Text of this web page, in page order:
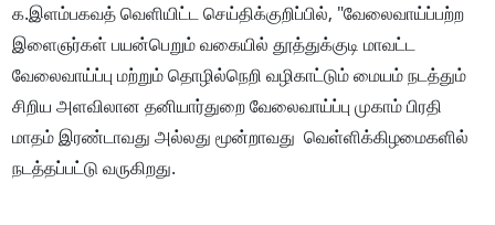
க.இளம்பகவத் வெளியிட்ட செய்திக்குறிப்பில், "வேலைவாய்ப்பற்ற
இளைஞர்கள் பயன்பெறும் வகையில் தூத்துக்குடி மாவட்ட
வேலைவாய்ப்பு மற்றும் தொழில்நெறி வழிகாட்டும் மையம் நடத்தும்
சிறிய அளவிலான தனியார்துறை வேலைவாய்ப்பு முகாம் பிரதி
மாதம் இரண்டாவது அல்லது மூன்றாவது வெள்ளிக்கிழமைகளில்
நடத்தப்பட்டு வருகிறது.